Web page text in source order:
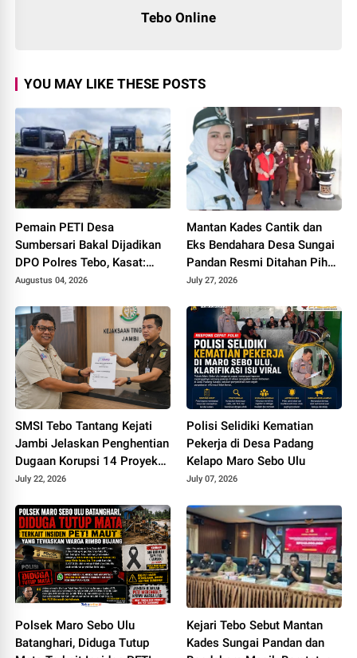
Tebo Online
YOU MAY LIKE THESE POSTS
Pemain PETI Desa
Sumbersari Bakal Dijadikan
DPO Polres Tebo, Kasat:
Karena Tak Pernah Penuhi
Augustus 04, 2026
Mantan Kades Cantik dan
Eks Bendahara Desa Sungai
Pandan Resmi Ditahan Pihak
Kejari Tebo Terkait Dugaan
July 27, 2026
SMSI Tebo Tantang Kejati
Jambi Jelaskan Penghentian
Dugaan Korupsi 14 Proyek
DPUPR Tebo
July 22, 2026
Polisi Selidiki Kematian
Pekerja di Desa Padang
Kelapo Maro Sebo Ulu
July 07, 2026
Polsek Maro Sebo Ulu
Batanghari, Diduga Tutup
Kejari Tebo Sebut Mantan
Kades Sungai Pandan dan